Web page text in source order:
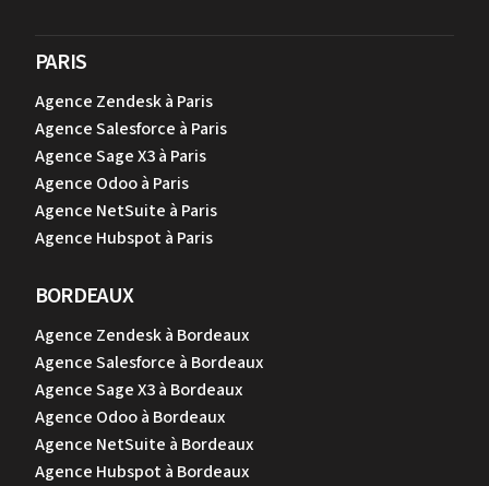
PARIS
Agence Zendesk à Paris
Agence Salesforce à Paris
Agence Sage X3 à Paris
Agence Odoo à Paris
Agence NetSuite à Paris
Agence Hubspot à Paris
BORDEAUX
Agence Zendesk à Bordeaux
Agence Salesforce à Bordeaux
Agence Sage X3 à Bordeaux
Agence Odoo à Bordeaux
Agence NetSuite à Bordeaux
Agence Hubspot à Bordeaux